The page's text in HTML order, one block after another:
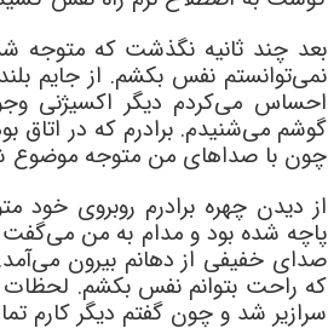
بعد چند ثانیه نگذشت که متوجه
نمی‌توانستم نفس بکشم. از جایم
احساس می‌کردم دیگر اکسیژنی
گوشم می‌شنیدم. برادرم که در اتاق
چون با صداهای من متوجه موضوع
از دیدن چهره برادرم روبروی
پاچه شده بود و مدام به من می‌گفت
صدای خفیفی از دهانم بیرون
که راحت بتوانم نفس بکشم.
سرازیر شد و چون گفتم دیگر کارم